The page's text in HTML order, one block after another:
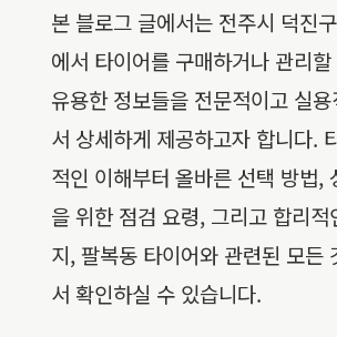
본 블로그 글에서는 전주시 덕진
에서 타이어를 구매하거나 관리
유용한 정보들을 전문적이고 실
서 상세하게 제공하고자 합니다.
적인 이해부터 올바른 선택 방법,
을 위한 점검 요령, 그리고 합리적
지, 팔복동 타이어와 관련된 모든
서 확인하실 수 있습니다.